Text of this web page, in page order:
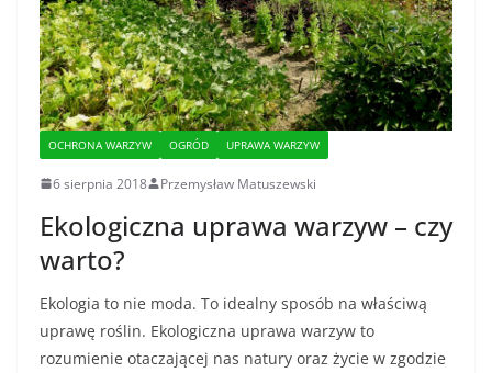
OCHRONA WARZYW OGRÓD UPRAWA WARZYW
6 sierpnia 2018 Przemysław Matuszewski
Ekologiczna uprawa warzyw – czy
warto?
Ekologia to nie moda. To idealny sposób na właściwą
uprawę roślin. Ekologiczna uprawa warzyw to
rozumienie otaczającej nas natury oraz życie w zgodzie